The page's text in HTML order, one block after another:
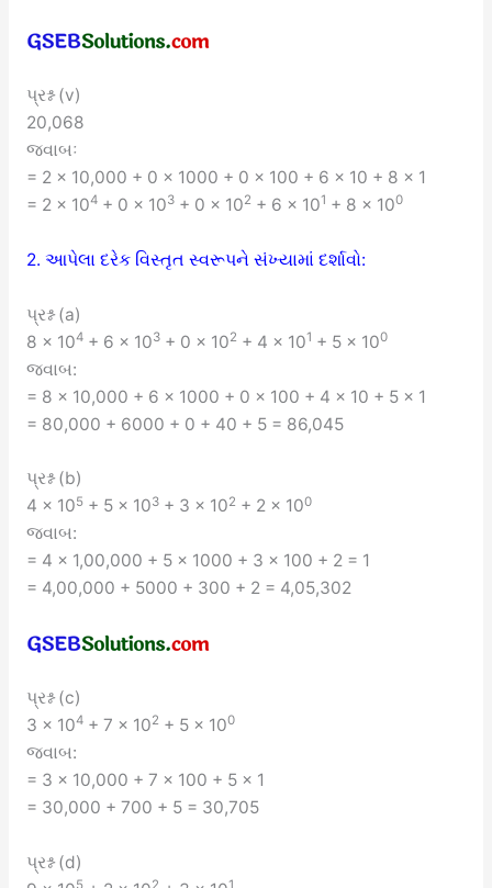
પ્રશ્ન (v)
20,068
જવાબઃ
= 2 × 10,000 + 0 × 1000 + 0 × 100 + 6 × 10 + 8 × 1
= 2 × 104+ 0 × 103+ 0 × 102 + 6 × 101 + 8 × 100
2. આપેલા દરેક વિસ્તૃત સ્વરૂપને સંખ્યામાં દર્શાવો:
પ્રશ્ન (a)
8 × 104+ 6 × 103+ 0 × 102 + 4 × 101 + 5 × 100
જવાબ:
= 8 × 10,000 + 6 × 1000 + 0 × 100 + 4 × 10 + 5 × 1
= 80,000 + 6000 + 0 + 40 + 5 = 86,045
પ્રશ્ન (b)
4 × 105+ 5 × 103+ 3 × 102 + 2 × 100
જવાબ:
= 4 × 1,00,000 + 5 × 1000 + 3 × 100 + 2 = 1
= 4,00,000 + 5000 + 300 + 2 = 4,05,302
પ્રશ્ન (c)
3 × 104+ 7 × 102 + 5 × 100
જવાબ:
= 3 × 10,000 + 7 × 100 + 5 × 1
= 30,000 + 700 + 5 = 30,705
પ્રશ્ન (d)
5 2 1